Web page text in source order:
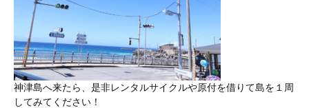
神津島へ来たら、是非レンタルサイクルや原付を借りて島を１周
してみてください！